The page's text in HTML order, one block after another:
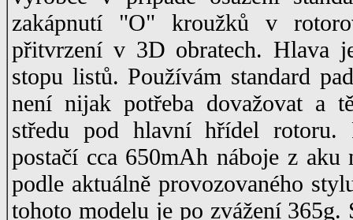
zakápnutí "O" kroužků v
přitvrzení v 3D obratech. Hlava
stopu listů. Používám standard
není nijak potřeba dovažovat a
středu pod hlavní hřídel
postačí cca 650mAh náboje z aku
podle aktuálně provozovaného
tohoto modelu je po zvážení